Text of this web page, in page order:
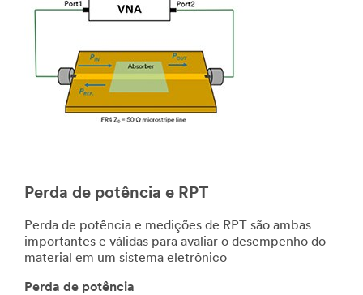
Perda de potência e RPT
Perda de potência e medições de RPT são ambas
importantes e válidas para avaliar o desempenho do
material em um sistema eletrônico
Perda de potência